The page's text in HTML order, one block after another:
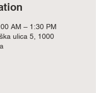
AM – 1:30 PM
ulica 5, 1000